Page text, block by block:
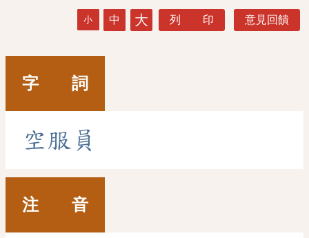
小 中 大 列 印 意見回饋
字 詞
空 服 員
注 音